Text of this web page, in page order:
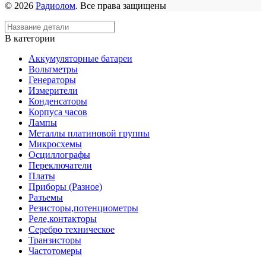
© 2026 Радиолом. Все права защищены
В категории
Аккумуляторные батареи
Вольтметры
Генераторы
Измерители
Конденсаторы
Корпуса часов
Лампы
Металлы платиновой группы
Микросхемы
Осциллографы
Переключатели
Платы
Приборы (Разное)
Разъемы
Резисторы,потенциометры
Реле,контакторы
Серебро техническое
Транзисторы
Частотомеры